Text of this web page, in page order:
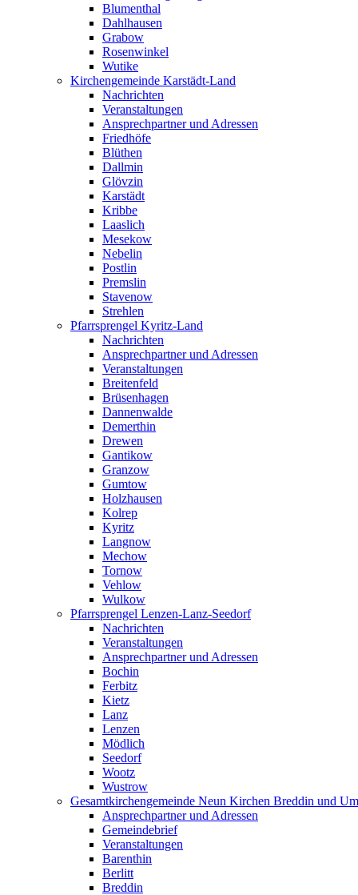
Blumenthal
Dahlhausen
Grabow
Rosenwinkel
Wutike
Kirchengemeinde Karstädt-Land
Nachrichten
Veranstaltungen
Ansprechpartner und Adressen
Friedhöfe
Blüthen
Dallmin
Glövzin
Karstädt
Kribbe
Laaslich
Mesekow
Nebelin
Postlin
Premslin
Stavenow
Strehlen
Pfarrsprengel Kyritz-Land
Nachrichten
Ansprechpartner und Adressen
Veranstaltungen
Breitenfeld
Brüsenhagen
Dannenwalde
Demerthin
Drewen
Gantikow
Granzow
Gumtow
Holzhausen
Kolrep
Kyritz
Langnow
Mechow
Tornow
Vehlow
Wulkow
Pfarrsprengel Lenzen-Lanz-Seedorf
Nachrichten
Veranstaltungen
Ansprechpartner und Adressen
Bochin
Ferbitz
Kietz
Lanz
Lenzen
Mödlich
Seedorf
Wootz
Wustrow
Gesamtkirchengemeinde Neun Kirchen Breddin und
Ansprechpartner und Adressen
Gemeindebrief
Veranstaltungen
Barenthin
Berlitt
Breddin